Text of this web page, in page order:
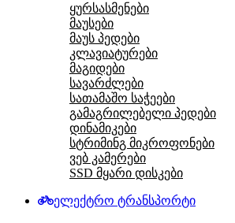
ყურსასმენები
მაუსები
მაუს პედები
კლავიატურები
მაგიდები
სავარძლები
სათამაშო საჭეები
გამაგრილებელი პედები
დინამიკები
სტრიმინგ მიკროფონები
ვებ კამერები
SSD მყარი დისკები
ელექტრო ტრანსპორტი